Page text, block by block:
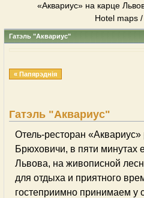
«Аквариус» на карце
Hotel maps /
Гатэль "Аквариус"
« Папярэднія
Гатэль "Аквариус"
Отель-ресторан «Аквариус»
Брюховичи, в пяти минутах
Львова, на живописной
для отдыха и приятного
гостеприимно принимаем у